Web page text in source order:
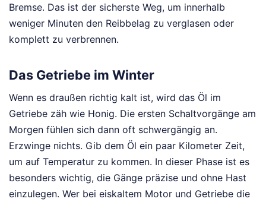
Bremse. Das ist der sicherste Weg, um innerhalb
weniger Minuten den Reibbelag zu verglasen oder
komplett zu verbrennen.
Das Getriebe im Winter
Wenn es draußen richtig kalt ist, wird das Öl im
Getriebe zäh wie Honig. Die ersten Schaltvorgänge am
Morgen fühlen sich dann oft schwergängig an.
Erzwinge nichts. Gib dem Öl ein paar Kilometer Zeit,
um auf Temperatur zu kommen. In dieser Phase ist es
besonders wichtig, die Gänge präzise und ohne Hast
einzulegen. Wer bei eiskaltem Motor und Getriebe die